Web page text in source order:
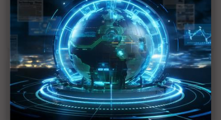
評析：全球鋰電池十強榜單無歐洲 鋰電池自主計畫
走向現實清算
近７天熱門報導
MLCC訂單過熱、出貨比創高 村田示警全球AI基
建熱潮將趨緩